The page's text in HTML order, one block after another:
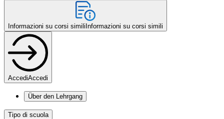
Informazioni su corsi simili Informazioni su corsi simili
AccediAccedi
Über den Lehrgang
Tipo di scuola